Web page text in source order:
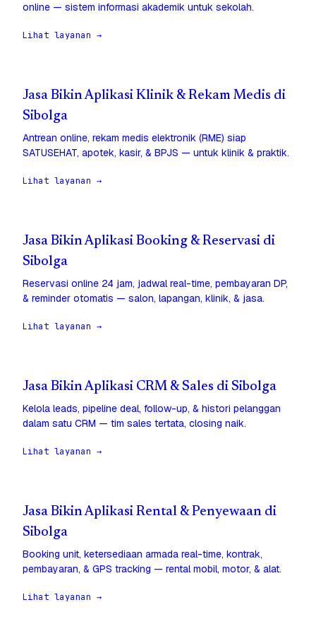
online — sistem informasi akademik untuk sekolah.
Lihat layanan →
Jasa Bikin Aplikasi Klinik & Rekam Medis di
Sibolga
Antrean online, rekam medis elektronik (RME) siap
SATUSEHAT, apotek, kasir, & BPJS — untuk klinik & praktik.
Lihat layanan →
Jasa Bikin Aplikasi Booking & Reservasi di
Sibolga
Reservasi online 24 jam, jadwal real-time, pembayaran DP,
& reminder otomatis — salon, lapangan, klinik, & jasa.
Lihat layanan →
Jasa Bikin Aplikasi CRM & Sales di Sibolga
Kelola leads, pipeline deal, follow-up, & histori pelanggan
dalam satu CRM — tim sales tertata, closing naik.
Lihat layanan →
Jasa Bikin Aplikasi Rental & Penyewaan di
Sibolga
Booking unit, ketersediaan armada real-time, kontrak,
pembayaran, & GPS tracking — rental mobil, motor, & alat.
Lihat layanan →